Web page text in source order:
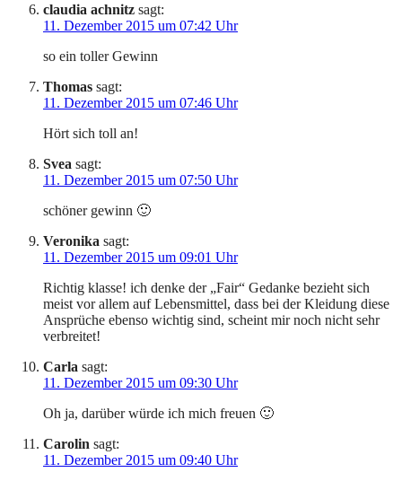
claudia achnitz sagt:
11. Dezember 2015 um 07:42 Uhr
so ein toller Gewinn
Thomas sagt:
11. Dezember 2015 um 07:46 Uhr
Hört sich toll an!
Svea sagt:
11. Dezember 2015 um 07:50 Uhr
schöner gewinn 🙂
Veronika sagt:
11. Dezember 2015 um 09:01 Uhr
Richtig klasse! ich denke der „Fair“ Gedanke bezieht sich
meist vor allem auf Lebensmittel, dass bei der Kleidung diese
Ansprüche ebenso wichtig sind, scheint mir noch nicht sehr
verbreitet!
Carla sagt:
11. Dezember 2015 um 09:30 Uhr
Oh ja, darüber würde ich mich freuen 🙂
Carolin sagt:
11. Dezember 2015 um 09:40 Uhr